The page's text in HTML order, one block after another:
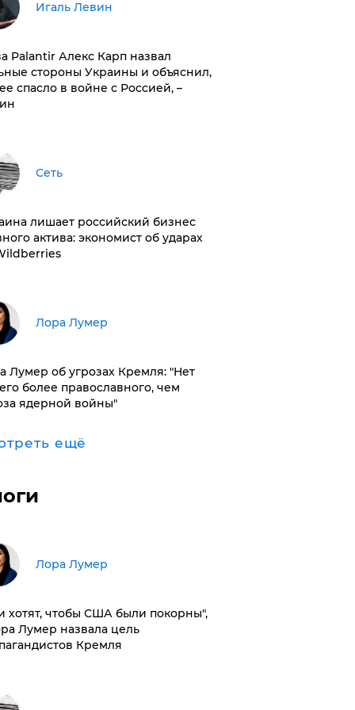
Игаль Левин
Palantir Алекс Карп назвал
стороны Украины и объяснил,
спасло в войне с Россией, –
Сеть
лишает российский бизнес
актива: экономист об ударах
​Лора Лумер
Лумер об угрозах Кремля: "Нет
более православного, чем
ядерной войны"
ещё
​Лора Лумер
хотят, чтобы США были покорны",
Лумер назвала цель
Кремля